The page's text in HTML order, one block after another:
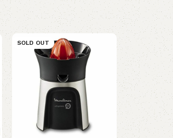
SOLD OUT SOLD OUT